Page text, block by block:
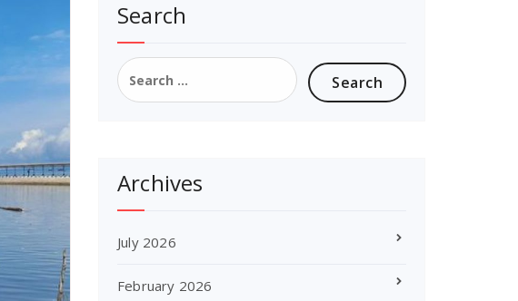
Search
Search
for:
Archives
July 2026
February 2026